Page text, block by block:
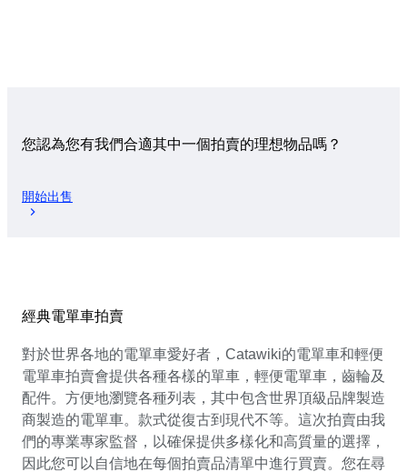
您認為您有我們合適其中一個拍賣的理想物品嗎？
開始出售
經典電單車拍賣
對於世界各地的電單車愛好者，Catawiki的電單車和輕便
電單車拍賣會提供各種各樣的單車，輕便電單車，齒輪及
配件。方便地瀏覽各種列表，其中包含世界頂級品牌製造
商製造的電單車。款式從復古到現代不等。這次拍賣由我
們的專業專家監督，以確保提供多樣化和高質量的選擇，
因此您可以自信地在每個拍賣品清單中進行買賣。您在尋